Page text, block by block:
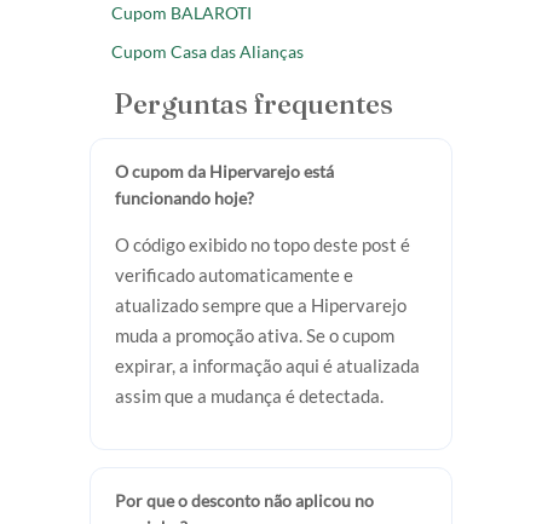
Cupom BALAROTI
Cupom Casa das Alianças
Perguntas frequentes
O cupom da Hipervarejo está
funcionando hoje?
O código exibido no topo deste post é
verificado automaticamente e
atualizado sempre que a Hipervarejo
muda a promoção ativa. Se o cupom
expirar, a informação aqui é atualizada
assim que a mudança é detectada.
Por que o desconto não aplicou no